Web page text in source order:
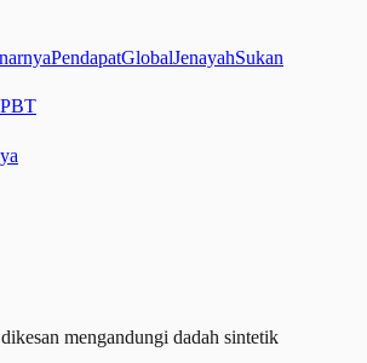
PendapatGlobalJenayahSukan
PBT